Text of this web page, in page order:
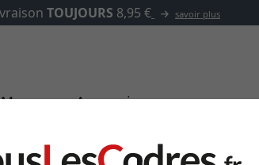
✓500 000 articles au choix
Marques Accessoires